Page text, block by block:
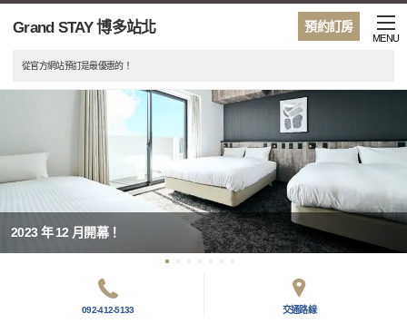
預約訂房
Grand STAY 博多站北
MENU
從官方網站預訂是最優惠的！
2023 年 12 月開幕！
092-412-5133 交通路線